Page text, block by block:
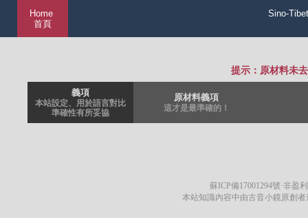
Home
首頁
Sino-
提示：原材料未
義項
本站設定、用於語言對比
準確性有所妥協
原材料義項
這才是最準確的！
蘇ICP備17001294號·非盈
本站知識內容中由古音小鏡原創